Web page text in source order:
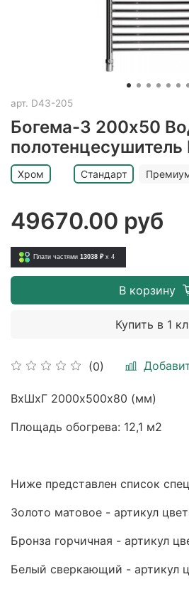
арт. D43-205
Богема-3 200х50
(0)
Хром Стандарт
49670.00 руб
Плати частями 13038 ₽ x 4
В корзину
Купить в 1
ВхШхГ 2000х500х80 (мм)
Площадь обогрева: 12,1 м2
Ниже представлен список
Золото матовое - артикул
Бронза горчичная - артикул
Белый сверкающий - артикул